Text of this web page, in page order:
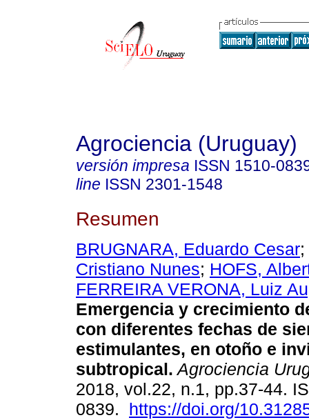
Agrociencia (Uruguay)
versión impresa ISSN 1510-
line ISSN 2301-1548
Resumen
BRUGNARA, Eduardo Cesar;
Cristiano Nunes; HOFS,
FERREIRA VERONA, Luiz
Emergencia y crecimiento
con diferentes fechas de
estimulantes, en otoño e
subtropical. Agrociencia
2018, vol.22, n.1, pp.37-44.
0839. https://doi.org/